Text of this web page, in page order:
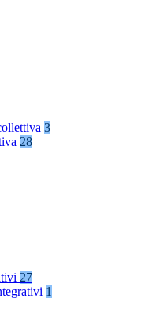
3
28
27
1